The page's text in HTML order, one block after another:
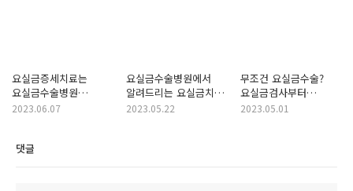
요실금증세치료는
요실금수술병원
헤스티아여성의원에서!
2023.06.07
요실금수술병원에서
알려드리는 요실금치료
요실금수술이 꼭
2023.05.22
무조건 요실금수술?
요실금검사부터
요실금치료까지 총정리 -
2023.05.01
댓글